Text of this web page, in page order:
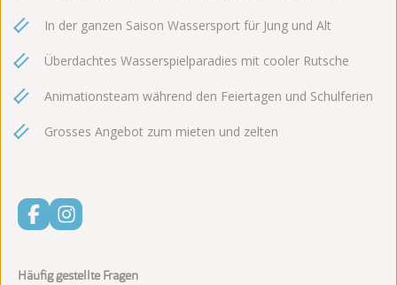
In der ganzen Saison Wassersport für Jung und Alt
Überdachtes Wasserspielparadies mit cooler Rutsche
Animationsteam während den Feiertagen und Schulferien
Grosses Angebot zum mieten und zelten
Häufig gestellte Fragen